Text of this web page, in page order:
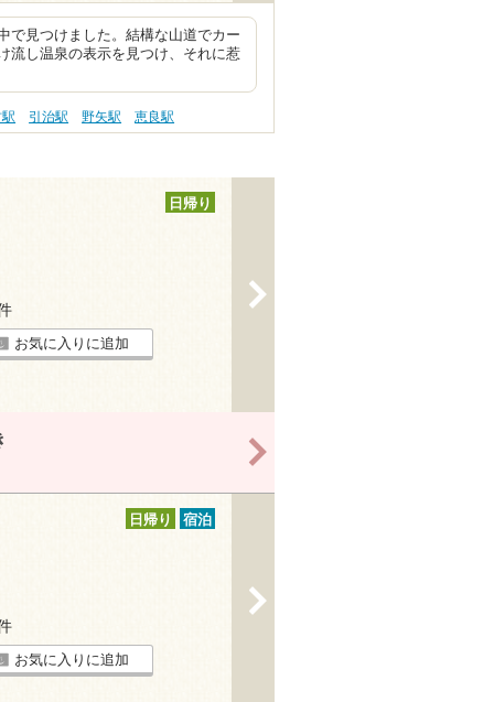
で見つけました。結構な山道でカー
流し温泉の表示を見つけ、それに惹
引治駅 野矢駅 恵良駅
日帰り
お気に入りに追加
日帰り 宿泊
お気に入りに追加